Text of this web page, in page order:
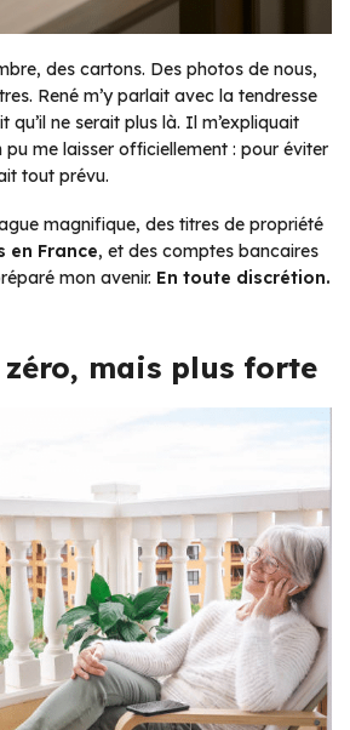
des cartons. Des photos de nous,
René m’y parlait avec la tendresse
qu’il ne serait plus là. Il m’expliquait
pu me laisser officiellement : pour éviter
tout prévu.
magnifique, des titres de propriété
en France, et des comptes bancaires
mon avenir. En toute discrétion.
mais plus forte